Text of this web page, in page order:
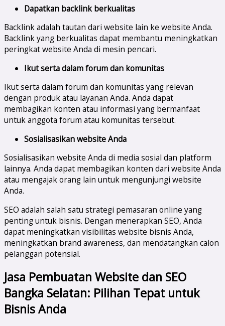
Dapatkan backlink berkualitas
Backlink adalah tautan dari website lain ke website Anda.
Backlink yang berkualitas dapat membantu meningkatkan
peringkat website Anda di mesin pencari.
Ikut serta dalam forum dan komunitas
Ikut serta dalam forum dan komunitas yang relevan
dengan produk atau layanan Anda. Anda dapat
membagikan konten atau informasi yang bermanfaat
untuk anggota forum atau komunitas tersebut.
Sosialisasikan website Anda
Sosialisasikan website Anda di media sosial dan platform
lainnya. Anda dapat membagikan konten dari website Anda
atau mengajak orang lain untuk mengunjungi website
Anda.
SEO adalah salah satu strategi pemasaran online yang
penting untuk bisnis. Dengan menerapkan SEO, Anda
dapat meningkatkan visibilitas website bisnis Anda,
meningkatkan brand awareness, dan mendatangkan calon
pelanggan potensial.
Jasa Pembuatan Website dan SEO
Bangka Selatan: Pilihan Tepat untuk
Bisnis Anda